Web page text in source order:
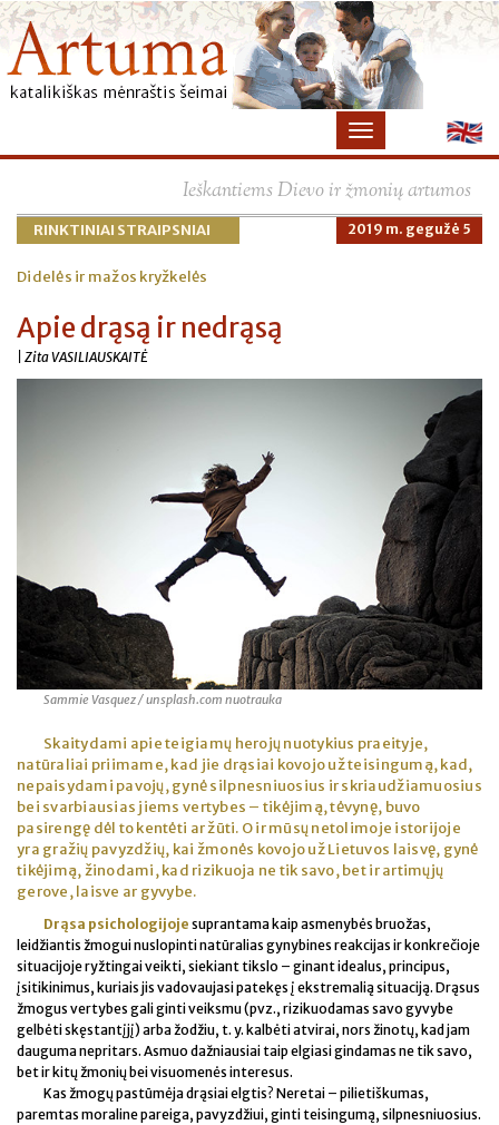
Ieškantiems Dievo ir žmonių artumos
RINKTINIAI STRAIPSNIAI 2019 m. gegužė 5
Didelės ir mažos kryžkelės
Apie drąsą ir nedrąsą
| Zita VASILIAUSKAITĖ
Sammie Vasquez / unsplash.com nuotrauka
Skaitydami apie teigiamų herojų nuotykius praeityje,
natūraliai priimame, kad jie drąsiai kovojo už teisingumą, kad,
nepaisydami pavojų, gynė silpnesniuosius ir skriaudžiamuosius
bei svarbiausias jiems vertybes – tikėjimą, tėvynę, buvo
pasirengę dėl to kentėti ar žūti. O ir mūsų netolimoje istorijoje
yra gražių pavyzdžių, kai žmonės kovojo už Lietuvos laisvę, gynė
tikėjimą, žinodami, kad rizikuoja ne tik savo, bet ir artimųjų
gerove, laisve ar gyvybe.
Drąsa psichologijoje suprantama kaip asmenybės bruožas,
leidžiantis žmogui nuslopinti natūralias gynybines reakcijas ir konkrečioje
situacijoje ryžtingai veikti, siekiant tikslo – ginant idealus, principus,
įsitikinimus, kuriais jis vadovaujasi patekęs į ekstremalią situaciją. Drąsus
žmogus vertybes gali ginti veiksmu (pvz., rizikuodamas savo gyvybe
gelbėti skęstantįjį) arba žodžiu, t. y. kalbėti atvirai, nors žinotų, kad jam
dauguma nepritars. Asmuo dažniausiai taip elgiasi gindamas ne tik savo,
bet ir kitų žmonių bei visuomenės interesus.
Kas žmogų pastūmėja drąsiai elgtis? Neretai – pilietiškumas,
paremtas moraline pareiga, pavyzdžiui, ginti teisingumą, silpnesniuosius.
×